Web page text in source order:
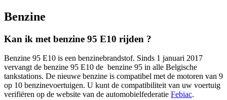
Benzine
Kan ik met benzine 95 E10 rijden ?
Benzine 95 E10 is een benzinebrandstof. Sinds 1 januari 2017
vervangt de benzine 95 E10 de benzine 95 in alle Belgische
tankstations. De nieuwe benzine is compatibel met de motoren van 9
op 10 benzinevoertuigen. U kunt de compatibiliteit van uw voertuig
verifiëren op de website van de automobielfederatie Febiac.